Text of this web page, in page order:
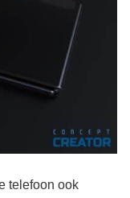
telefoon ook